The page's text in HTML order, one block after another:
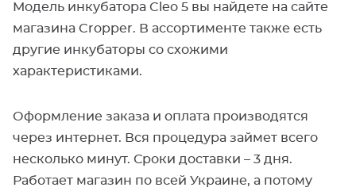
Модель инкубатора Cleo 5 вы найдете на сайте
магазина Cropper. В ассортименте также есть
другие инкубаторы со схожими
характеристиками.
Оформление заказа и оплата производятся
через интернет. Вся процедура займет всего
несколько минут. Сроки доставки – 3 дня.
Работает магазин по всей Украине, а потому